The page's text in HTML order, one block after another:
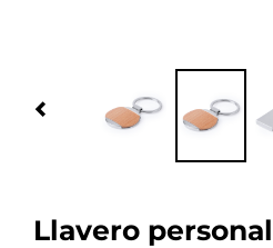
Previous
Llavero